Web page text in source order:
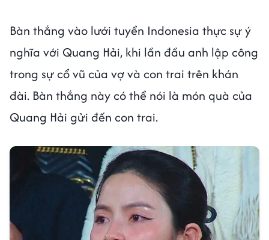
Bàn thắng vào lưới tuyển Indonesia thực sự ý
nghĩa với Quang Hải, khi lần đầu anh lập công
trong sự cổ vũ của vợ và con trai trên khán
đài. Bàn thắng này có thể nói là món quà của
Quang Hải gửi đến con trai.